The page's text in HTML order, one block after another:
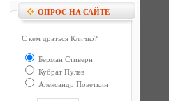
ОПРОС НА САЙТЕ
С кем драться Кличко?
Берман Стиверн
Кубрат Пулев
Александр Поветкин